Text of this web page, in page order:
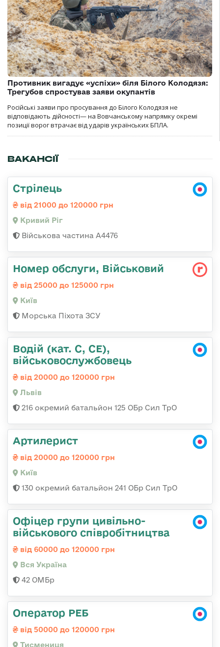
Противник вигадує «успіхи» біля Білого Колодязя:
Трегубов спростував заяви окупантів
Російські заяви про просування до Білого Колодязя не
відповідають дійсності— на Вовчанському напрямку окремі
позиції ворог втрачає від ударів українських БПЛА.
ВАКАНСІЇ
Стрілець
від 21000 до 120000 грн
Кривий Ріг
Військова частина А4476
Номер обслуги, Військовий
від 25000 до 125000 грн
Київ
Морська Піхота ЗСУ
Водій (кат. С, СЕ),
військовослужбовець
від 20000 до 120000 грн
Львів
216 окремий батальйон 125 ОБр Сил ТрО
Артилерист
від 20000 до 120000 грн
Київ
130 окремий батальйон 241 ОБр Сил ТрО
Офіцер групи цивільно-
військового співробітництва
від 60000 до 120000 грн
Вся Україна
42 ОМБр
Оператор РЕБ
від 50000 до 120000 грн
Тисмениця